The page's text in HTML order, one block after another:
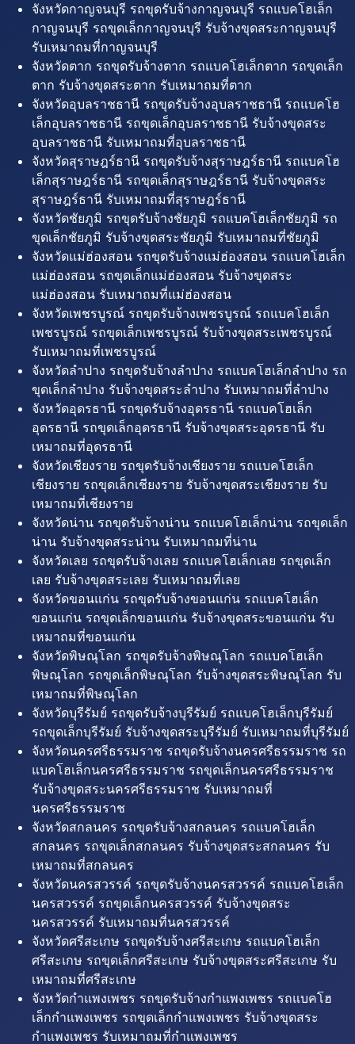
จังหวัดกาญจนบุรี รถขุดรับจ้างกาญจนบุรี รถแบคโฮเล็ก
กาญจนบุรี รถขุดเล็กกาญจนบุรี รับจ้างขุดสระกาญจนบุรี
รับเหมาถมที่กาญจนบุรี
จังหวัดตาก รถขุดรับจ้างตาก รถแบคโฮเล็กตาก รถขุดเล็ก
ตาก รับจ้างขุดสระตาก รับเหมาถมที่ตาก
จังหวัดอุบลราชธานี รถขุดรับจ้างอุบลราชธานี รถแบคโฮ
เล็กอุบลราชธานี รถขุดเล็กอุบลราชธานี รับจ้างขุดสระ
อุบลราชธานี รับเหมาถมที่อุบลราชธานี
จังหวัดสุราษฎร์ธานี รถขุดรับจ้างสุราษฎร์ธานี รถแบคโฮ
เล็กสุราษฎร์ธานี รถขุดเล็กสุราษฎร์ธานี รับจ้างขุดสระ
สุราษฎร์ธานี รับเหมาถมที่สุราษฎร์ธานี
จังหวัดชัยภูมิ รถขุดรับจ้างชัยภูมิ รถแบคโฮเล็กชัยภูมิ รถ
ขุดเล็กชัยภูมิ รับจ้างขุดสระชัยภูมิ รับเหมาถมที่ชัยภูมิ
จังหวัดแม่ฮ่องสอน รถขุดรับจ้างแม่ฮ่องสอน รถแบคโฮเล็ก
แม่ฮ่องสอน รถขุดเล็กแม่ฮ่องสอน รับจ้างขุดสระ
แม่ฮ่องสอน รับเหมาถมที่แม่ฮ่องสอน
จังหวัดเพชรบูรณ์ รถขุดรับจ้างเพชรบูรณ์ รถแบคโฮเล็ก
เพชรบูรณ์ รถขุดเล็กเพชรบูรณ์ รับจ้างขุดสระเพชรบูรณ์
รับเหมาถมที่เพชรบูรณ์
จังหวัดลำปาง รถขุดรับจ้างลำปาง รถแบคโฮเล็กลำปาง รถ
ขุดเล็กลำปาง รับจ้างขุดสระลำปาง รับเหมาถมที่ลำปาง
จังหวัดอุดรธานี รถขุดรับจ้างอุดรธานี รถแบคโฮเล็ก
อุดรธานี รถขุดเล็กอุดรธานี รับจ้างขุดสระอุดรธานี รับ
เหมาถมที่อุดรธานี
จังหวัดเชียงราย รถขุดรับจ้างเชียงราย รถแบคโฮเล็ก
เชียงราย รถขุดเล็กเชียงราย รับจ้างขุดสระเชียงราย รับ
เหมาถมที่เชียงราย
จังหวัดน่าน รถขุดรับจ้างน่าน รถแบคโฮเล็กน่าน รถขุดเล็ก
น่าน รับจ้างขุดสระน่าน รับเหมาถมที่น่าน
จังหวัดเลย รถขุดรับจ้างเลย รถแบคโฮเล็กเลย รถขุดเล็ก
เลย รับจ้างขุดสระเลย รับเหมาถมที่เลย
จังหวัดขอนแก่น รถขุดรับจ้างขอนแก่น รถแบคโฮเล็ก
ขอนแก่น รถขุดเล็กขอนแก่น รับจ้างขุดสระขอนแก่น รับ
เหมาถมที่ขอนแก่น
จังหวัดพิษณุโลก รถขุดรับจ้างพิษณุโลก รถแบคโฮเล็ก
พิษณุโลก รถขุดเล็กพิษณุโลก รับจ้างขุดสระพิษณุโลก รับ
เหมาถมที่พิษณุโลก
จังหวัดบุรีรัมย์ รถขุดรับจ้างบุรีรัมย์ รถแบคโฮเล็กบุรีรัมย์
รถขุดเล็กบุรีรัมย์ รับจ้างขุดสระบุรีรัมย์ รับเหมาถมที่บุรีรัมย์
จังหวัดนครศรีธรรมราช รถขุดรับจ้างนครศรีธรรมราช รถ
แบคโฮเล็กนครศรีธรรมราช รถขุดเล็กนครศรีธรรมราช
รับจ้างขุดสระนครศรีธรรมราช รับเหมาถมที่
นครศรีธรรมราช
จังหวัดสกลนคร รถขุดรับจ้างสกลนคร รถแบคโฮเล็ก
สกลนคร รถขุดเล็กสกลนคร รับจ้างขุดสระสกลนคร รับ
เหมาถมที่สกลนคร
จังหวัดนครสวรรค์ รถขุดรับจ้างนครสวรรค์ รถแบคโฮเล็ก
นครสวรรค์ รถขุดเล็กนครสวรรค์ รับจ้างขุดสระ
นครสวรรค์ รับเหมาถมที่นครสวรรค์
จังหวัดศรีสะเกษ รถขุดรับจ้างศรีสะเกษ รถแบคโฮเล็ก
ศรีสะเกษ รถขุดเล็กศรีสะเกษ รับจ้างขุดสระศรีสะเกษ รับ
เหมาถมที่ศรีสะเกษ
จังหวัดกำแพงเพชร รถขุดรับจ้างกำแพงเพชร รถแบคโฮ
เล็กกำแพงเพชร รถขุดเล็กกำแพงเพชร รับจ้างขุดสระ
กำแพงเพชร รับเหมาถมที่กำแพงเพชร